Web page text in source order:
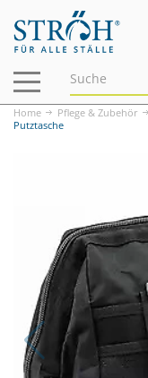
Navigation
ein-/ausblenden
Home Pflege & Zubehör
Putztasche